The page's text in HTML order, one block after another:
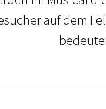
auf dem